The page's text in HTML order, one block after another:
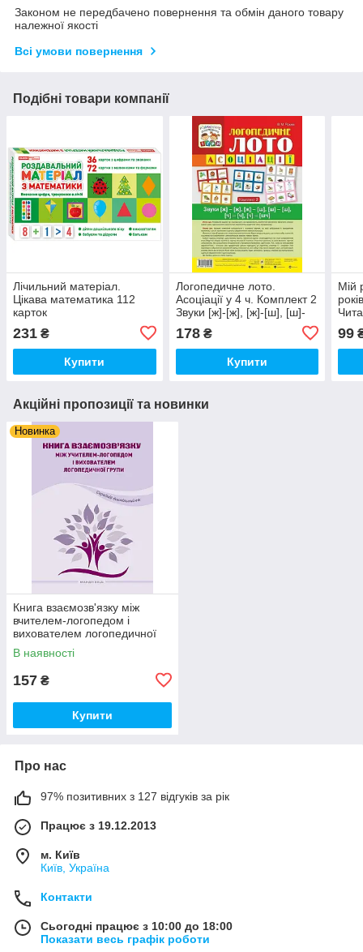
Законом не передбачено повернення та обмін даного товару
належної якості
Всі умови повернення
Подібні товари компанії
Лічильний матеріал.
Цікава математика 112
карток
231 ₴
Купити
Логопедичне лото.
Асоціації у 4 ч. Комплект 2
Звуки [ж]-[ж], [ж]-[ш], [ш]-
178₴
Купити
Мій
99
Акційні пропозиції та новинки
Новинка
Книга взаємозв'язку між
вчителем-логопедом і
вихователем логопедичної
групи (Середній дошкільний
вік)
В наявності
157 ₴
Купити
Про нас
97% позитивних з 127 відгуків за рік
Працює з 19.12.2013
м. Київ
Київ, Україна
Контакти
Сьогодні працює з 10:00 до 18:00
Показати весь графік роботи